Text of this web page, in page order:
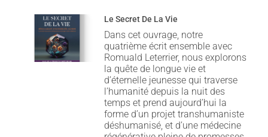
Le Secret De La Vie
Dans cet ouvrage, notre
quatrième écrit ensemble avec
Romuald Leterrier, nous explorons
la quête de longue vie et
d’éternelle jeunesse qui traverse
l’humanité depuis la nuit des
temps et prend aujourd’hui la
forme d’un projet transhumaniste
déshumanisé, et d’une médecine